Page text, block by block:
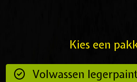
Kies een
Volwassen